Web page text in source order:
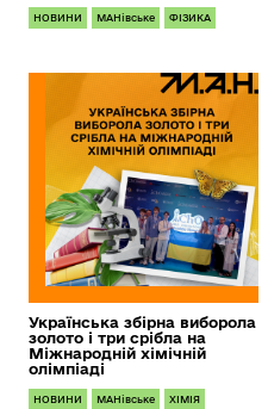
НОВИНИ МАНівське ФІЗИКА
Українська збірна виборола
золото і три срібла на
Міжнародній хімічній
олімпіаді
НОВИНИ МАНівське ХІМІЯ